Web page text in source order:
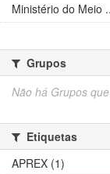
Ministério do Meio
Grupos
Não há Grupos
Etiquetas
APREX (1)